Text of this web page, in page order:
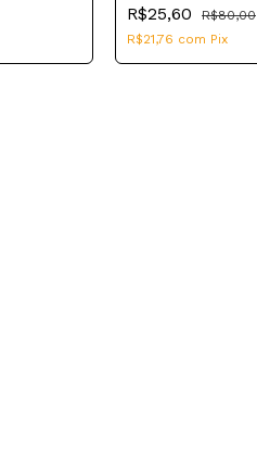
R$25,60
R$80,00
R$21,76 com Pix